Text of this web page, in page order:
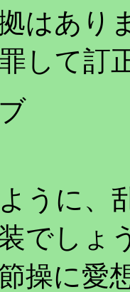
はあり
して訂
うに、
でしょ
操に愛